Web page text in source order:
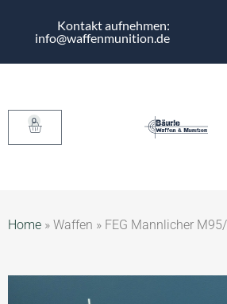
Kontakt aufnehmen:
info@waffenmunition.de
0
Home » Waffen » FEG Mannlicher